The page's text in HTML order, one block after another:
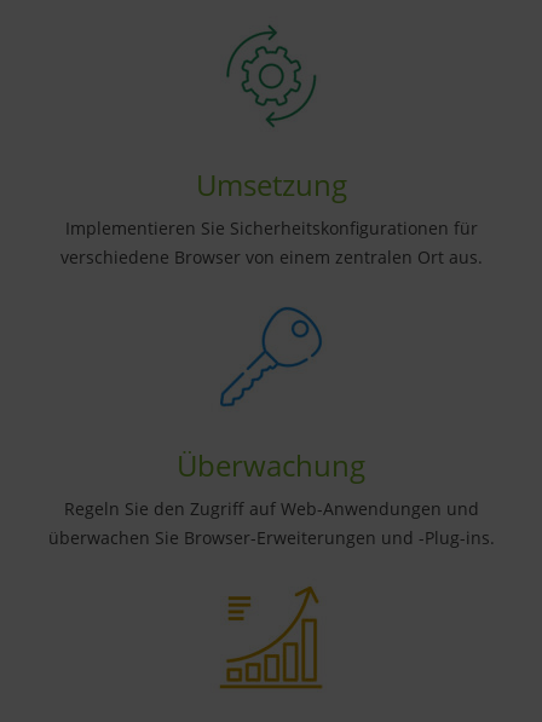
Umsetzung
Implementieren Sie Sicherheitskonfigurationen für
verschiedene Browser von einem zentralen Ort aus.
Überwachung
Regeln Sie den Zugriff auf Web-Anwendungen und
überwachen Sie Browser-Erweiterungen und -Plug-ins.